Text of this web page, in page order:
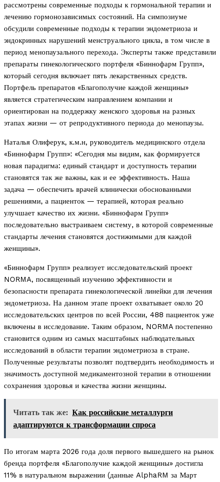
рассмотрены современные подходы к гормональной терапии и
лечению гормонозависимых состояний. На симпозиуме
обсудили современные подходы к терапии эндометриоза и
эндокринных нарушений менструального цикла, в том числе в
период менопаузального перехода. Эксперты также представили
препараты гинекологического портфеля «Биннофарм Групп»,
который сегодня включает пять лекарственных средств.
Портфель препаратов «Благополучие каждой женщины»
является стратегическим направлением компании и
ориентирован на поддержку женского здоровья на разных
этапах жизни — от репродуктивного периода до менопаузы.
Наталья Олиферук, к.м.н, руководитель медицинского отдела
«Биннофарм Групп»: «Сегодня мы видим, как формируется
новая парадигма: единый стандарт и доступность терапии
становятся так же важны, как и ее эффективность. Наша
задача — обеспечить врачей клинически обоснованными
решениями, а пациенток — терапией, которая реально
улучшает качество их жизни. «Биннофарм Групп»
последовательно выстраиваем систему, в которой современные
стандарты лечения становятся достижимыми для каждой
женщины».
«Биннофарм Групп» реализует исследовательский проект
NORMA, посвященный изучению эффективности и
безопасности препарата гинекологической линейки для лечения
эндометриоза. На данном этапе проект охватывает около 20
исследовательских центров по всей России, 488 пациенток уже
включены в исследование. Таким образом, NORMA постепенно
становится одним из самых масштабных наблюдательных
исследований в области терапии эндометриоза в стране.
Полученные результаты позволят подтвердить необходимость и
значимость доступной медикаментозной терапии в отношении
сохранения здоровья и качества жизни женщины.
Читать так же: Как российские металлурги
адаптируются к трансформации спроса
По итогам марта 2026 года доля первого вышедшего на рынок
бренда портфеля «Благополучие каждой женщины» достигла
11% в натуральном выражении (данные AlphaRM за Март